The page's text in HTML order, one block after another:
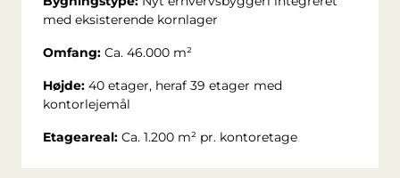
med eksisterende kornlager
Omfang: Ca. 46.000 m²
Højde: 40 etager, heraf 39 etager med
kontorlejemål
Etageareal: Ca. 1.200 m² pr. kontoretage